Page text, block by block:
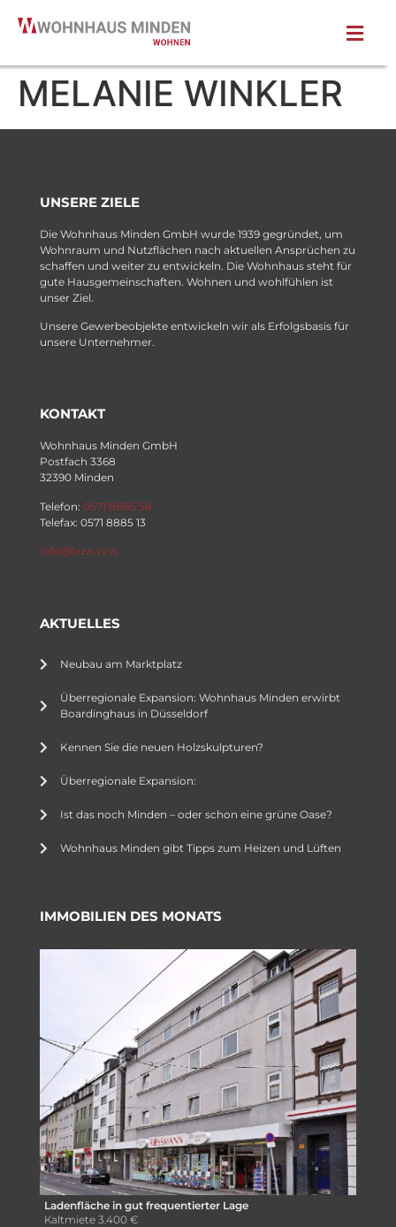
MELANIE WINKLER
UNSERE ZIELE
Die Wohnhaus Minden GmbH wurde 1939 gegründet, um
Wohnraum und Nutzflächen nach aktuellen Ansprüchen zu
schaffen und weiter zu entwickeln. Die Wohnhaus steht für
gute Hausgemeinschaften. Wohnen und wohlfühlen ist
unser Ziel.
Unsere Gewerbeobjekte entwickeln wir als Erfolgsbasis für
unsere Unternehmer.
KONTAKT
Wohnhaus Minden GmbH
Postfach 3368
32390 Minden
Telefon: 0571 8885 58
Telefax: 0571 8885 13
info@huw.nrw
AKTUELLES
Neubau am Marktplatz
Überregionale Expansion: Wohnhaus Minden erwirbt
Boardinghaus in Düsseldorf
Kennen Sie die neuen Holzskulpturen?
Überregionale Expansion:
Ist das noch Minden – oder schon eine grüne Oase?
Wohnhaus Minden gibt Tipps zum Heizen und Lüften
IMMOBILIEN DES MONATS
Ladenfläche in gut frequentierter Lage
Kaltmiete 3.400 €